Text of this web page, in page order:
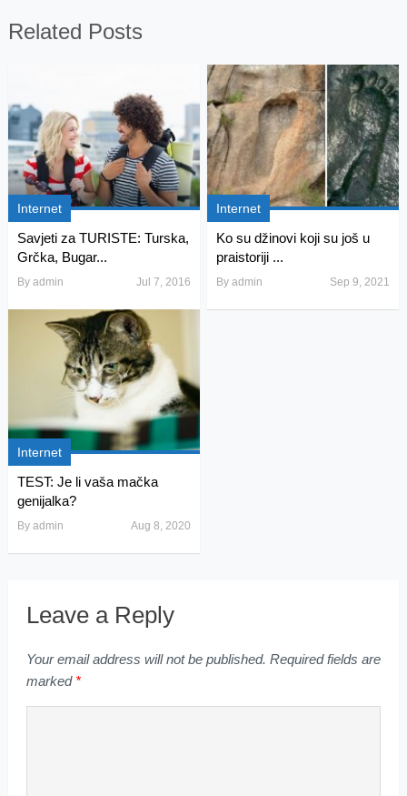
Related Posts
Internet
Savjeti za TURISTE: Turska,
Grčka, Bugar...
By admin Jul 7, 2016
Internet
Ko su džinovi koji su još u
praistoriji ...
Byadmin Sep 9, 2021
Internet
TEST: Je li vaša mačka
genijalka?
By admin Aug 8, 2020
Leave a Reply
Your email address will not be published. Required fields are
marked *